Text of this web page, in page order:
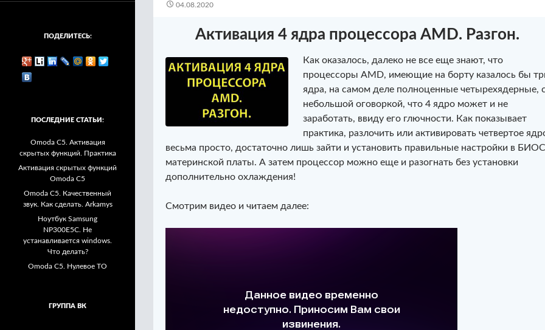
04.08.2020
Активация 4 ядра процессора AMD. Разгон.
Как оказалось, далеко не все еще знают, что
процессоры AMD, имеющие на борту казалось бы
ядра, на самом деле полноценные четырехядерные,
небольшой оговоркой, что 4 ядро может и не
заработать, ввиду его глючности. Как показывает
практика, разлочить или активировать четвертое
весьма просто, достаточно лишь зайти и установить правильные настройки в БИОС
материнской платы. А затем процессор можно еще и разогнать без установки
дополнительно охлаждения!
Смотрим видео и читаем далее:
ПОДЕЛИТЕСЬ:
ПОСЛЕДНИЕ СТАТЬИ:
Omoda C5. Активация
скрытых функций. Практика
Активация скрытых функций
Omoda C5
Omoda C5. Качественный
звук. Как сделать. Arkamys
Ноутбук Samsung
NP300E5C. Не
устанавливается windows.
Что делать?
Omoda C5. Нулевое ТО
ГРУППА ВК